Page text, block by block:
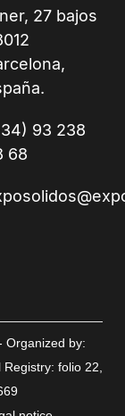
27 bajos
93 238
68
Organized by:
folio 22,